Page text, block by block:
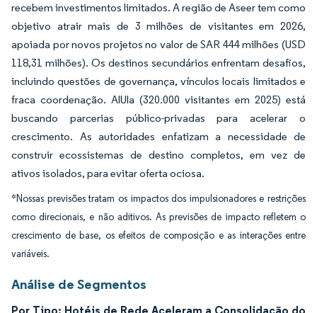
recebem investimentos limitados. A região de Aseer tem como
objetivo atrair mais de 3 milhões de visitantes em 2026,
apoiada por novos projetos no valor de SAR 444 milhões (USD
118,31 milhões). Os destinos secundários enfrentam desafios,
incluindo questões de governança, vínculos locais limitados e
fraca coordenação. AlUla (320.000 visitantes em 2025) está
buscando parcerias público-privadas para acelerar o
crescimento. As autoridades enfatizam a necessidade de
construir ecossistemas de destino completos, em vez de
ativos isolados, para evitar oferta ociosa.
*Nossas previsões tratam os impactos dos impulsionadores e restrições
como direcionais, e não aditivos. As previsões de impacto refletem o
crescimento de base, os efeitos de composição e as interações entre
variáveis.
Análise de Segmentos
Por Tipo: Hotéis de Rede Aceleram a Consolidação do